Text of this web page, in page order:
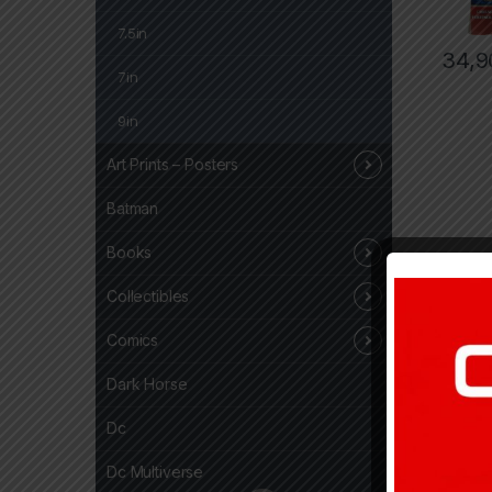
7.5in
7in
9in
Art Prints – Posters
Batman
Books
Collectibles
Comics
Dark Horse
Dc
Dc Multiverse